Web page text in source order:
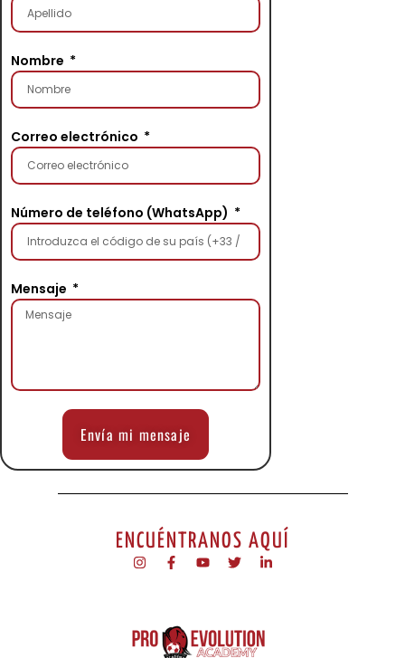
Nombre
Correo electrónico
Número de teléfono (WhatsApp)
Mensaje
Envía mi mensaje
ENCUÉNTRANOS AQUÍ